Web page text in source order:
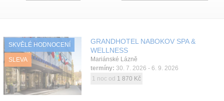
Atrakce
O nás
SKVĚLÉ HODNOCENÍ
SLEVA
GRANDHOTEL NABOKOV SPA &
WELLNESS
Mariánské Lázně
termíny: 30. 7. 2026 - 6. 9. 2026
1 noc od 1 870 Kč